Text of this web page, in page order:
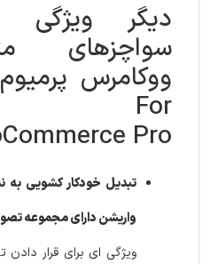
دیگر ویژگی
سواچزهای
For
Pro
تبدیل خودکار کشویی به
واریشن دارای مجموعه
ویژگی ای برای قرار دادن